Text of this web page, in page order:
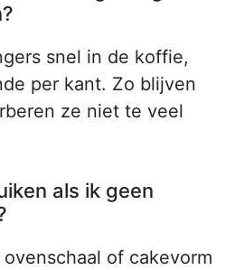
snel in de koffie,
per kant. Zo blijven
ze niet te veel
als ik geen
of cakevorm